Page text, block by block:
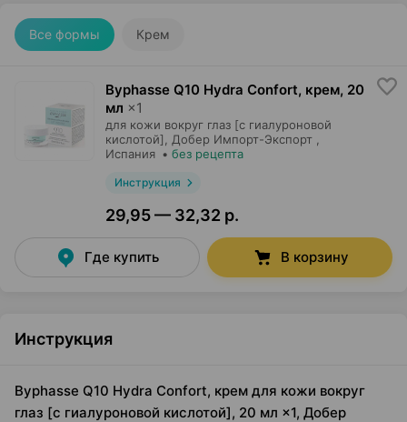
Все формы Крем
Byphasse Q10 Hydra Confort, крем, 20
мл ×1
для кожи вокруг глаз [с гиалуроновой
кислотой],
Добер Импорт-Экспорт
Испания • без рецепта
Инструкция
29,95 — 32,32 р.
Где купить В корзину
Инструкция
Byphasse Q10 Hydra Confort, крем для кожи вокруг
глаз [с гиалуроновой кислотой], 20 мл ×1, Добер